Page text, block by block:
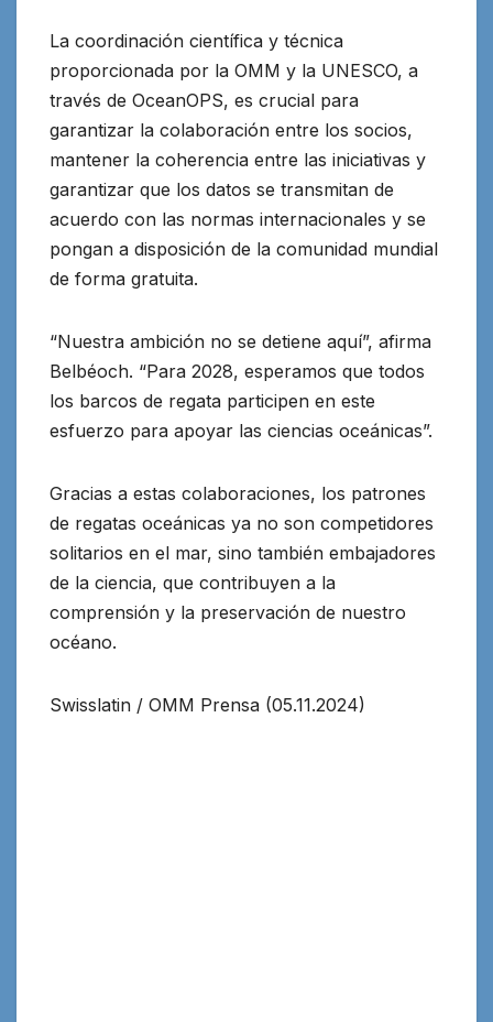
La coordinación científica y técnica
proporcionada por la OMM y la UNESCO, a
través de OceanOPS, es crucial para
garantizar la colaboración entre los socios,
mantener la coherencia entre las iniciativas y
garantizar que los datos se transmitan de
acuerdo con las normas internacionales y se
pongan a disposición de la comunidad mundial
de forma gratuita.
“Nuestra ambición no se detiene aquí”, afirma
Belbéoch. “Para 2028, esperamos que todos
los barcos de regata participen en este
esfuerzo para apoyar las ciencias oceánicas”.
Gracias a estas colaboraciones, los patrones
de regatas oceánicas ya no son competidores
solitarios en el mar, sino también embajadores
de la ciencia, que contribuyen a la
comprensión y la preservación de nuestro
océano.
Swisslatin / OMM Prensa (05.11.2024)